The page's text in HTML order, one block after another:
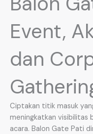
Event,
dan
Ciptakan titik masuk
meningkatkan visibilitas
acara. Balon Gate Pati